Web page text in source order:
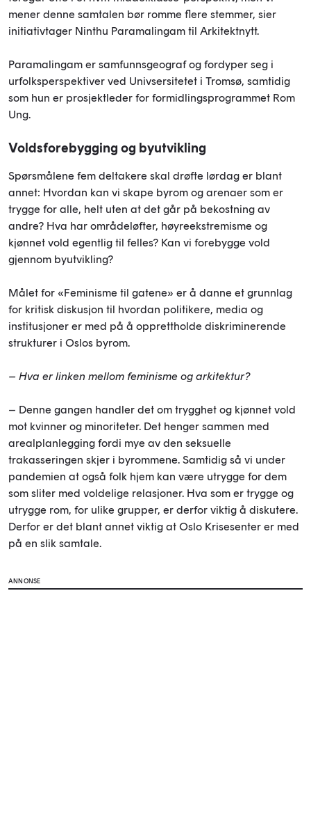
mener denne samtalen bør romme flere stemmer, sier
initiativtager Ninthu Paramalingam til Arkitektnytt.
Paramalingam er samfunnsgeograf og fordyper seg i
urfolksperspektiver ved Univsersitetet i Tromsø, samtidig
som hun er prosjektleder for formidlingsprogrammet Rom
Ung.
Voldsforebygging og byutvikling
Spørsmålene fem deltakere skal drøfte lørdag er blant
annet: Hvordan kan vi skape byrom og arenaer som er
trygge for alle, helt uten at det går på bekostning av
andre? Hva har områdeløfter, høyreekstremisme og
kjønnet vold egentlig til felles? Kan vi forebygge vold
gjennom byutvikling?
Målet for «Feminisme til gatene» er å danne et grunnlag
for kritisk diskusjon til hvordan politikere, media og
institusjoner er med på å opprettholde diskriminerende
strukturer i Oslos byrom.
– Hva er linken mellom feminisme og arkitektur?
– Denne gangen handler det om trygghet og kjønnet vold
mot kvinner og minoriteter. Det henger sammen med
arealplanlegging fordi mye av den seksuelle
trakasseringen skjer i byrommene. Samtidig så vi under
pandemien at også folk hjem kan være utrygge for dem
som sliter med voldelige relasjoner. Hva som er trygge og
utrygge rom, for ulike grupper, er derfor viktig å diskutere.
Derfor er det blant annet viktig at Oslo Krisesenter er med
på en slik samtale.
ANNONSE